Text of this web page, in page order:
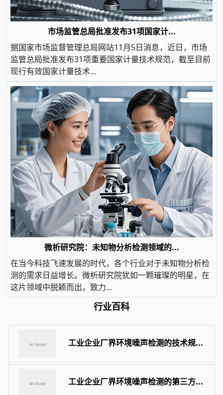
市场监管总局批准发布31项国家计...
据国家市场监督管理总局网站11月5日消息，近日，市场
监管总局批准发布31项重要国家计量技术规范，截至目前
现行有效国家计量技术...
微析研究院：未知物分析检测领域的...
在当今科技飞速发展的时代，各个行业对于未知物分析检
测的需求日益增长。微析研究院犹如一颗璀璨的明星，在
这片领域中脱颖而出，致力...
行业百科
工业企业厂界环境噪声检测的技术规...
工业企业厂界环境噪声检测的第三方...